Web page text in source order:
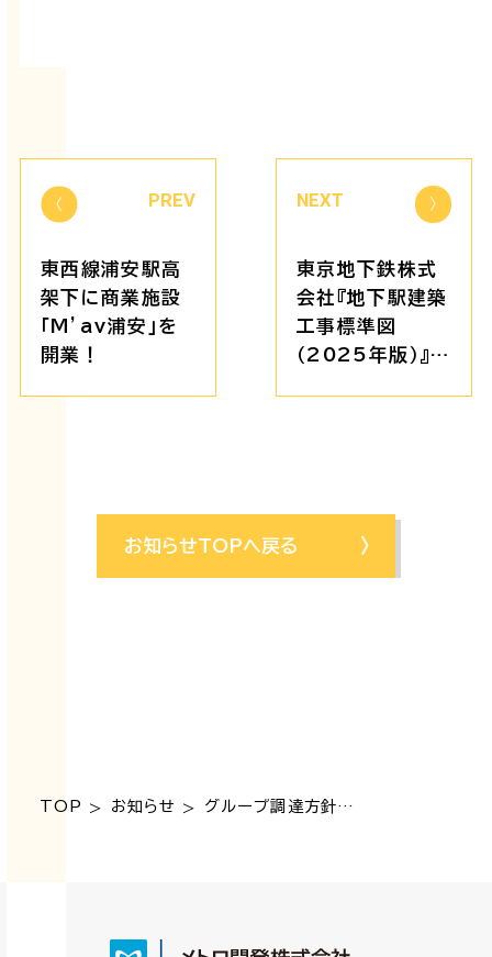
PREV
東西線浦安駅高
架下に商業施設
「M’av浦安」を
開業！
NEXT
東京地下鉄株式
会社『地下駅建築
工事標準図
（2025年版）』な
り販売開始いた
します。
お知らせTOPへ戻る
TOP > お知らせ > グループ調達方針及びグループ調達ガイドラインを制定いたしました。